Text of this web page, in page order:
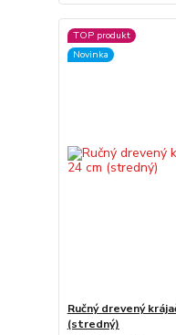
TOP produkt
Novinka
Ručný drevený
(stredný)